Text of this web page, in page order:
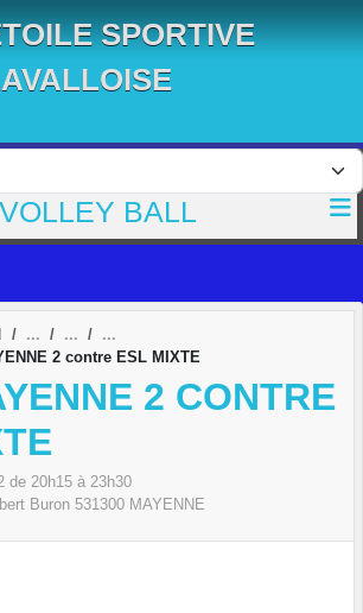
SPORTIVE
VOLLEY BALL
2 contre ESL MIXTE
2 CONTRE
de 20h15 à 23h30
Buron 531300 MAYENNE
cookies